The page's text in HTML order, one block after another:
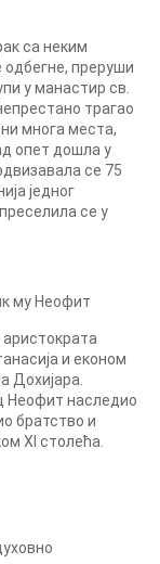
са неким
преруши
у манастир св.
трагао
многа места,
опет дошла у
се 75
једног
се у
му Неофит
и економ
Дохијара.
Неофит наследио
братство и
XI столећа.